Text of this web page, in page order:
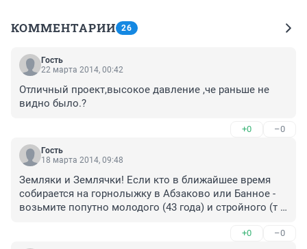
КОММЕНТАРИИ 26
Гость
22 марта 2014, 00:42
Отличный проект,высокое давление ,че раньше не
видно было.?
+0 –0
Гость
18 марта 2014, 09:48
Земляки и Землячки! Если кто в ближайшее время
собирается на горнолыжку в Абзаково или Банное -
возьмите попутно молодого (43 года) и стройного (т .
+0 –0